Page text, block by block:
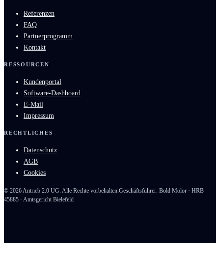
Referenzen
FAQ
Partnerprogramm
Kontakt
RESSOURCEN
Kundenportal
Software-Dashboard
E-Mail
Impressum
RECHTLICHES
Datenschutz
AGB
Cookies
© 2026 Antrieb 2.0 UG. Alle Rechte vorbehalten. Geschäftsführer: Bold Molor · HRB
45885 · Amtsgericht Bielefeld